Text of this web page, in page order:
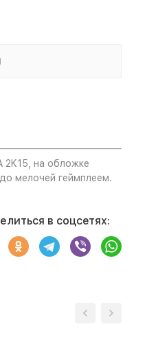
2K15, на обложке
мелочей геймплеем.
в соцсетях: